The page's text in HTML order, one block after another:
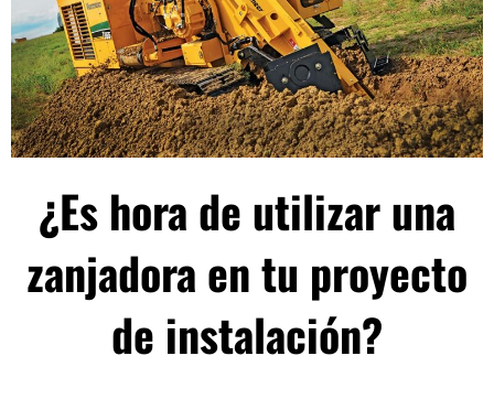
¿Es hora de utilizar una
zanjadora en tu proyecto
de instalación?